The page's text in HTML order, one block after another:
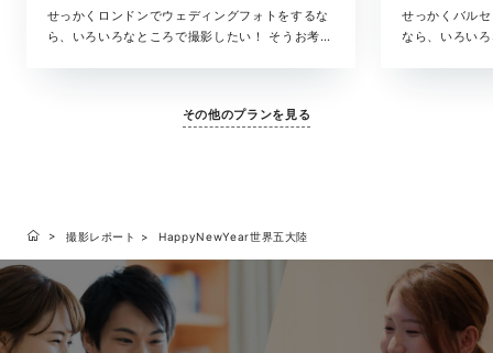
せっかくロンドンでウェディングフォトをするな
ら、いろいろなところで撮影したい！ そうお考え
収め、色褪せない思い出の記録としてお届けしま
せっかくバル
なら、いろい
その他のプランを見る
撮影レポート HappyNewYear世界五大陸